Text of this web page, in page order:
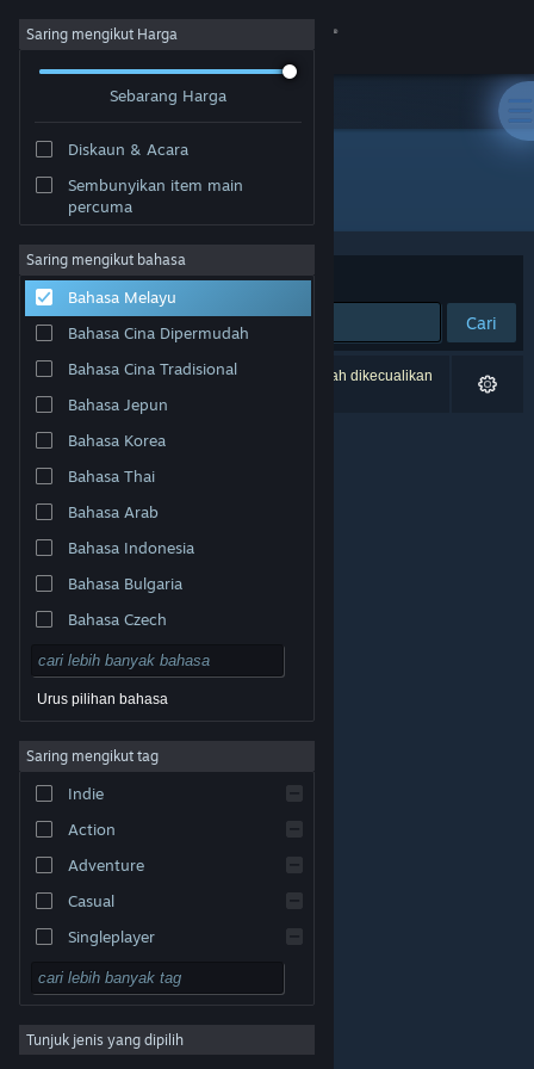
Sign in
Tentang
Sokongan
Ubah bahasa
Dapatkan Steam Mobile App
Lihat laman web desktop
© Valve Corporation. Hak cipta terpelihara. Semua
tanda dagangan ialah hak milik pemilik masing-masing
di AS dan negara-negara lain.Dasar Privasi|
Steam | Bayaran balik | Kuki
Saring mengikut Harga
Sebarang Harga
Diskaun & Acara
Sembunyikan item main
percuma
Saring mengikut bahasa
Bahasa Melayu
Bahasa Cina Dipermudah
Bahasa Cina Tradisional
Bahasa Jepun
Bahasa Korea
Bahasa Thai
Bahasa Arab
Bahasa Indonesia
Bahasa Bulgaria
Bahasa Czech
Bahasa Denmark
Bahasa Jerman
Bahasa Inggeris
Bahasa Sepanyol – Sepanyol
Bahasa Sepanyol – Amerika
Urus pilihan bahasa
Saring mengikut tag
Indie
Action
Adventure
Casual
Singleplayer
Simulation
RPG
Strategy
Tunjuk jenis yang dipilih
Penerbit: Kayisoft
Susun mengikut Perkaitan
Cari
0 hasil sepadan dengan carian anda. 2 tajuk telah dikecualikan
berdasarkan pilihan anda.